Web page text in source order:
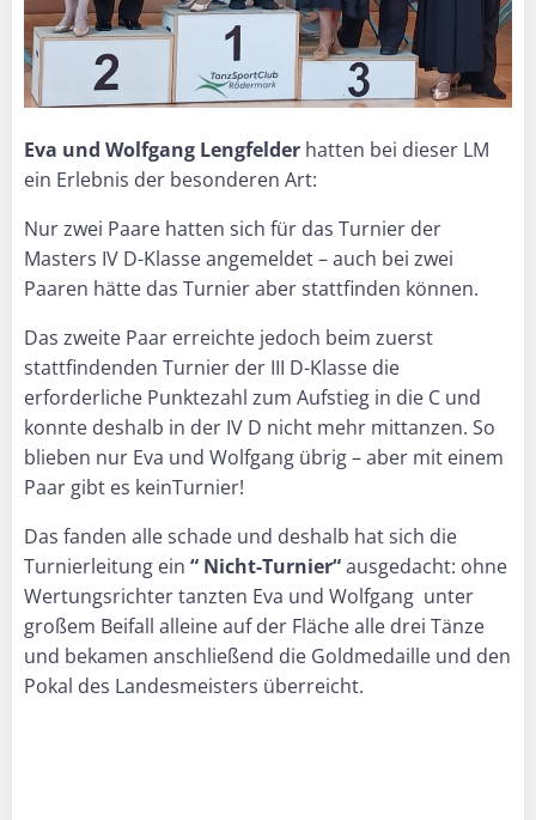
Eva und Wolfgang Lengfelder hatten bei dieser LM
ein Erlebnis der besonderen Art:
Nur zwei Paare hatten sich für das Turnier der
Masters IV D-Klasse angemeldet – auch bei zwei
Paaren hätte das Turnier aber stattfinden können.
Das zweite Paar erreichte jedoch beim zuerst
stattfindenden Turnier der III D-Klasse die
erforderliche Punktezahl zum Aufstieg in die C und
konnte deshalb in der IV D nicht mehr mittanzen. So
blieben nur Eva und Wolfgang übrig – aber mit einem
Paar gibt es keinTurnier!
Das fanden alle schade und deshalb hat sich die
Turnierleitung ein “ Nicht-Turnier“ausgedacht: ohne
Wertungsrichter tanzten Eva und Wolfgang unter
großem Beifall alleine auf der Fläche alle drei Tänze
und bekamen anschließend die Goldmedaille und den
Pokal des Landesmeisters überreicht.